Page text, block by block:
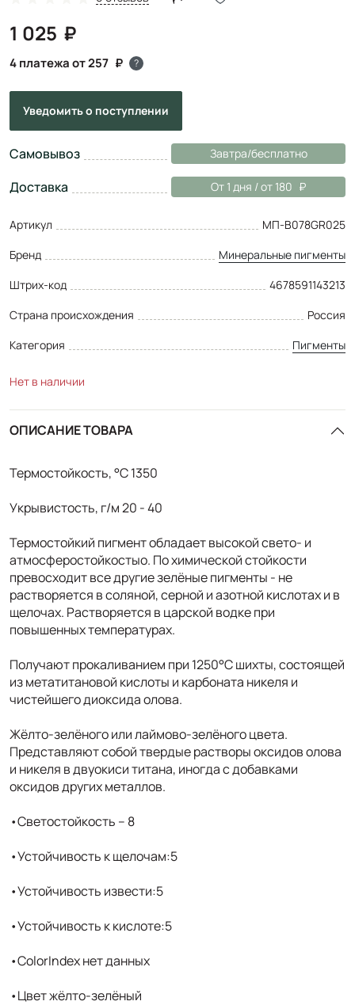
1 025
4 платежа от 257 ?
Уведомитьо поступлении
Самовывоз Завтра/бесплатно
Доставка От 1 дня / от 180
Артикул
МП-B078GR025
Бренд
Минеральные пигменты
Штрих-код
4678591143213
Страна происхождения
Россия
Категория
Пигменты
Нет в наличии
ОПИСАНИЕ ТОВАРА
Термостойкость, °С 1350
Укрывистость, г/м 20 - 40
Термостойкий пигмент обладает высокой свето- и
атмосферостойкостыо. По химической стойкости
превосходит все другие зелёные пигменты - не
растворяется в соляной, серной и азотной кислотах и в
щелочах. Растворяется в царской водке при
повышенных температурах.
Получают прокаливанием при 1250°С шихты, состоящей
из метатитановой кислоты и карбоната никеля и
чистейшего диоксида олова.
Жёлто-зелёного или лаймово-зелёного цвета.
Представляют собой твердые растворы оксидов олова
и никеля в двуокиси титана, иногда с добавками
оксидов других металлов.
•Светостойкость – 8
•Устойчивость к щелочам:5
•Устойчивость извести:5
•Устойчивость к кислоте:5
•ColorIndex нет данных
•Цвет жёлто-зелёный